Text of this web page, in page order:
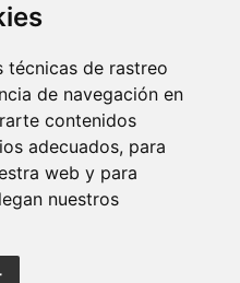
técnicas de rastreo
de navegación en
contenidos
adecuados, para
web y para
nuestros
POLITICA DE PRIVACIDAD
SORTEO-PREESTRENOS